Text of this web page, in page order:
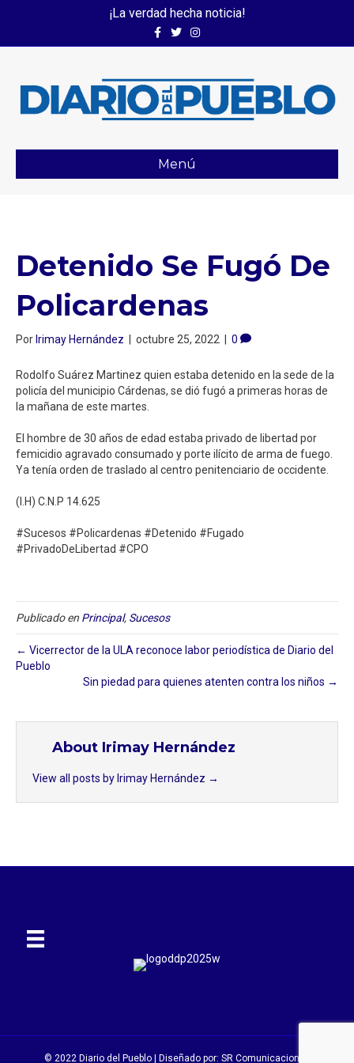
¡La verdad hecha noticia!
FacebookTwitterInstagram
Menú
Detenido Se Fugó De
Policardenas ⁣
PorIrimay Hernández | octubre 25, 2022 | 0
Rodolfo Suárez Martinez quien estaba detenido en la sede de la
policía del municipio Cárdenas, se dió fugó a primeras horas de
la mañana de este martes. ⁣
El hombre de 30 años de edad estaba privado de libertad por
femicidio agravado consumado y porte ilícito de arma de fuego.
Ya tenía orden de traslado al centro penitenciario de occidente. ⁣
(I.H) C.N.P 14.625⁣
#Sucesos #Policardenas #Detenido #Fugado
#PrivadoDeLibertad #CPO⁣
Publicado en Principal, Sucesos
← Vicerrector de la ULA reconoce labor periodística de Diario del
Pueblo
Sin piedad para quienes atenten contra los niños →
About Irimay Hernández
View all posts by Irimay Hernández →
© 2022 Diario del Pueblo | Diseñado por: SR Comunicaciones